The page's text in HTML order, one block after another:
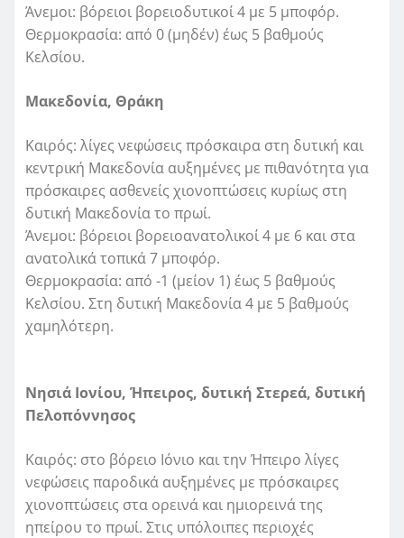
Άνεμοι: βόρειοι βορειοδυτικοί 4 με 5 μποφόρ.
Θερμοκρασία: από 0 (μηδέν) έως 5 βαθμούς
Κελσίου.
Μακεδονία, Θράκη
Καιρός: λίγες νεφώσεις πρόσκαιρα στη δυτική και
κεντρική Μακεδονία αυξημένες με πιθανότητα για
πρόσκαιρες ασθενείς χιονοπτώσεις κυρίως στη
δυτική Μακεδονία το πρωί.
Άνεμοι: βόρειοι βορειοανατολικοί 4 με 6 και στα
ανατολικά τοπικά 7 μποφόρ.
Θερμοκρασία: από -1 (μείον 1) έως 5 βαθμούς
Κελσίου. Στη δυτική Μακεδονία 4 με 5 βαθμούς
χαμηλότερη.
Νησιά Ιονίου, Ήπειρος, δυτική Στερεά, δυτική
Πελοπόννησος
Καιρός: στο βόρειο Ιόνιο και την Ήπειρο λίγες
νεφώσεις παροδικά αυξημένες με πρόσκαιρες
χιονοπτώσεις στα ορεινά και ημιορεινά της
ηπείρου το πρωί. Στις υπόλοιπες περιοχές